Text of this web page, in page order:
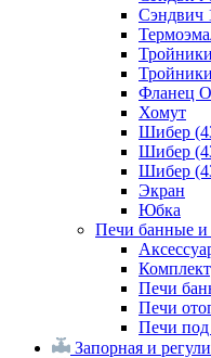
Сэндвич
Фланец
Хомут
Шибер
Шибер
Шибер
Экран
Юбка
Печи банные и
Печи
Печи
Печи под
Запорная и